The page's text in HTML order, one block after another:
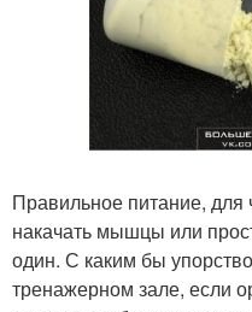
Правильное питание, для
накачать мышцы или
один. С каким бы
тренажерном зале, если